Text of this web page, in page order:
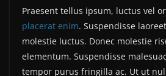
Praesent tellus ipsum, luctus vel
placerat enim. Suspendisse
molestie luctus. Donec molestie
elementum. Suspendisse
tempor purus fringilla ac. Ut ut